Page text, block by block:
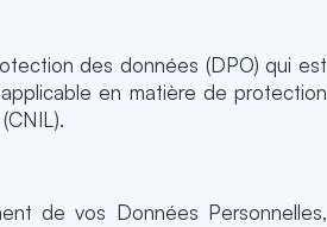
des données (DPO) qui est
en matière de protection
de vos Données Personnelles,